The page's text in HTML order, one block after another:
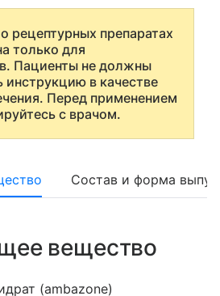
рецептурных препаратах
только для
Пациенты не должны
инструкцию в качестве
Перед применением
с врачом.
Состав и форма
вещество
(ambazone)